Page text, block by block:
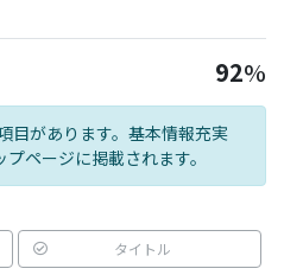
92%
目があります。基本情報充実
ページに掲載されます。
タイトル